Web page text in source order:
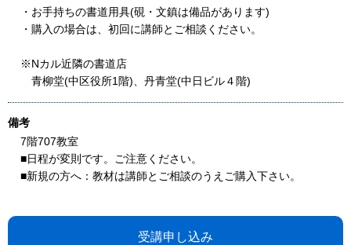
・お手持ちの書道用具(硯・文鎮は備品があります)
・購入の場合は、初回に講師とご相談ください。
※Nカル近隣の書道店
青柳堂(中区役所1階)、丹青堂(中日ビル４階)
備考
7階707教室
■日程が変則です。ご注意ください。
■新規の方へ：教材は講師とご相談のうえご購入下さい。
受講申し込み